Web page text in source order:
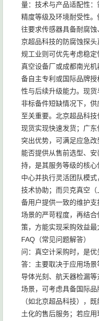
量：技术与产品适配性：
精度等级及环境耐受性
往要求传感器具备耐腐
京超品科技的防腐蚀探
规工业则可优先考虑稳
真空设备厂或成都南光
备自主专利或国际品牌
性与后续升级能力。现
非标备件短缺情况下，
至关重要。北京超品科
现货实现快速发货；广
突出优势，可满足应急
能否提供从售前选型、
持，是其服务等级的核
中心并执行灵活团队模
技术协助；而贝克真空
备用户提供一致的维护
场景的严苛程度，再结
策，方能实现采购效益最
FAQ（常见问题解答）
问：真空计采购时，是优
答：主要取决于应用场
导体光刻、航天器检漏
场景，可考虑具备国际
（如北京超品科技），
土化的售后服务；若应